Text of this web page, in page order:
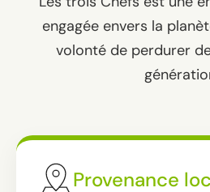
engagée envers la
volonté de perdurer
Provenance